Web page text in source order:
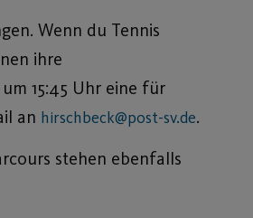
Wenn du Tennis
ihre
15:45 Uhr eine für
an hirschbeck@post-sv.de.
stehen ebenfalls